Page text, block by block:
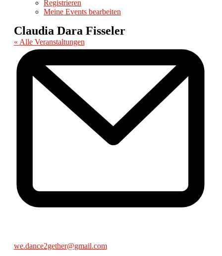
Registrieren
Meine Events bearbeiten
Claudia Dara Fisseler
« Alle Veranstaltungen
Email
we.dance2gether@gmail.com